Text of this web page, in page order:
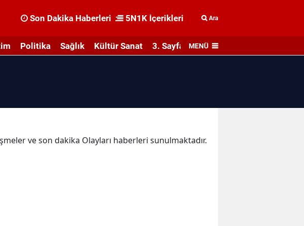
Son Dakika Haberleri 5N1K İçerikleri Ara
Politika Sağlık Kültür Sanat 3. Sayfa MENÜ
ve son dakika Olayları haberleri sunulmaktadır.